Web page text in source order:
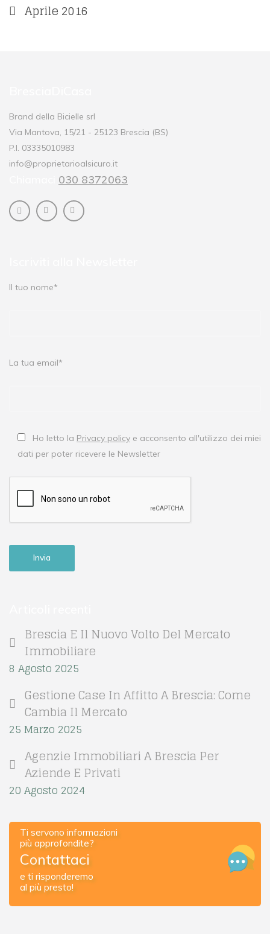
Aprile 2016
Brand della Bicielle srl
Via Mantova, 15/21 - 25123 Brescia (BS)
P.I. 03335010983
info@proprietarioalsicuro.it
030 8372063
Il tuo nome*
La tua email*
Ho letto la Privacy policy e acconsento all'utilizzo dei miei
dati per poter ricevere le Newsletter
Brescia E Il Nuovo Volto Del Mercato
Immobiliare
8 Agosto 2025
Gestione Case In Affitto A Brescia: Come
Cambia Il Mercato
25 Marzo 2025
Agenzie Immobiliari A Brescia Per
Aziende E Privati
20 Agosto 2024
Ti servono informazioni
più approfondite?
Contattaci
e ti risponderemo
al più presto!